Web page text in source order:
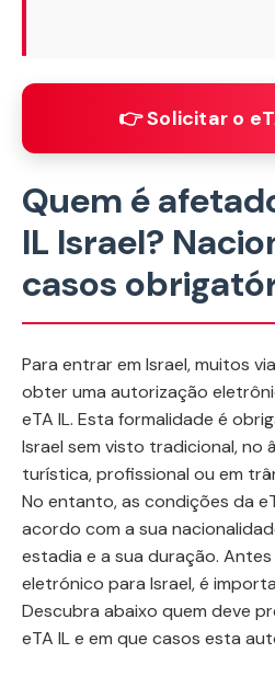
👉 Solicitar o
Quem é
IL Israel?
casos
Para entrar em Israel, muitos
obter uma autorização
eTA IL. Esta formalidade é
Israel sem visto tradicional, no
turística, profissional ou em
No entanto, as condições da
acordo com a sua
estadia e a sua duração.
eletrónico para Israel, é
Descubra abaixo quem deve
eTA IL e em que casos esta